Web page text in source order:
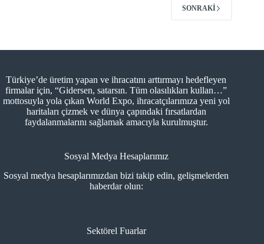
SONRAKI
Türkiye’de üretim yapan ve ihracatını arttırmayı hedefleyen
firmalar için, “Gidersen, satarsın. Tüm olasılıkları kullan…”
mottosuyla yola çıkan World Expo, ihracatçılarımıza yeni yol
haritaları çizmek ve dünya çapındaki fırsatlardan
faydalanmalarını sağlamak amacıyla kurulmuştur.
Sosyal Medya Hesaplarımız
Sosyal medya hesaplarımızdan bizi takip edin, gelişmelerden
haberdar olun:
Sektörel Fuarlar